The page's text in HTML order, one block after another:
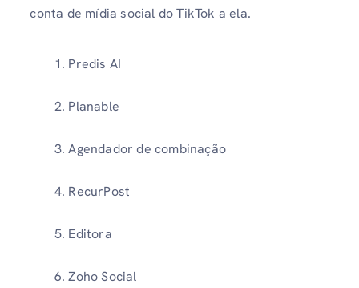
conta de mídia social do TikTok a ela.
Predis AI
Planable
Agendador de combinação
RecurPost
Editora
Zoho Social